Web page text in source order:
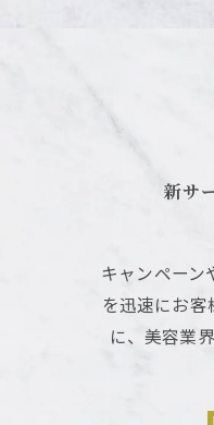
新サ
キャンペーン
を迅速にお
に、美容業